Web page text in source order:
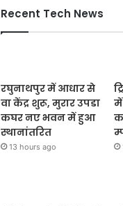
Recent Tech News
रघुनाथपुर में आधार से
वा केंद्र शुरू, मुरार उपडा
कघर नए भवन में हुआ
स्थानांतरित
13 hours ago
में
क